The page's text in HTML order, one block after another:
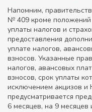
Напомним,
№ 409 кроме положений
уплаты налогов и
предоставления
уплате налогов,
взносов. Указанные
налогов, авансовых
взносов, срок уплаты
исключением акцизов
предусматривается
6 месяцев, на 9 месяцев